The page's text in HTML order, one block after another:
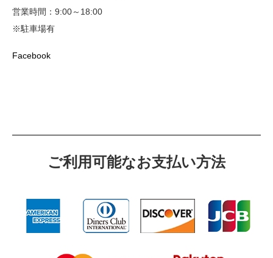
営業時間：9:00～18:00
※駐車場有
Facebook
ご利⽤可能なお⽀払い⽅法